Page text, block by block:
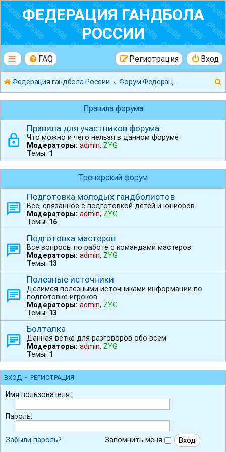
ФЕДЕРАЦИЯ ГАНДБОЛА
РОССИИ
FAQ Вход
Регистрация
Федерация гандбола России
Правила форума
Правила для участников форума
Что можно и чего нельзя в данном форуме
Модераторы: admin, ZYG
Темы: 1
Тренерский форум
Подготовка молодых гандболистов
Все, связанное с подготовкой детей и юниоров
Модераторы: admin, ZYG
Темы: 16
Подготовка мастеров
Все вопросы по работе с командами мастеров
Модераторы: admin, ZYG
Темы: 13
Полезные источники
Делимся полезными источниками информации по
подготовке игроков
Модераторы: admin, ZYG
Темы: 13
Болталка
Данная ветка для разговоров обо всем
Модераторы: admin, ZYG
Темы: 1
ВХОД • РЕГИСТРАЦИЯ
Имя пользователя:
Пароль:
Забыли пароль? Запомнить меня